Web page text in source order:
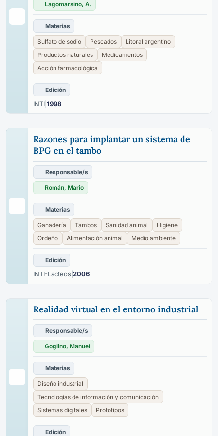
Lagomarsino, A.
Materias
Sulfato de sodio Pescados
Litoral argentino
Productos naturales
Medicamentos
Acción farmacológica
Edición
INTI 1998
Razones para implantar un sistema de
BPG en el tambo
Responsable/s
Román, Mario
Materias
Ganadería Tambos Sanidad animal
Higiene
Ordeño
Alimentación animal Medio ambiente
Edición
INTI-Lácteos 2006
Realidad virtual en el entorno industrial
Responsable/s
Goglino, Manuel
Materias
Diseño industrial
Tecnologías de información y comunicación
Sistemas digitales
Prototipos
Edición